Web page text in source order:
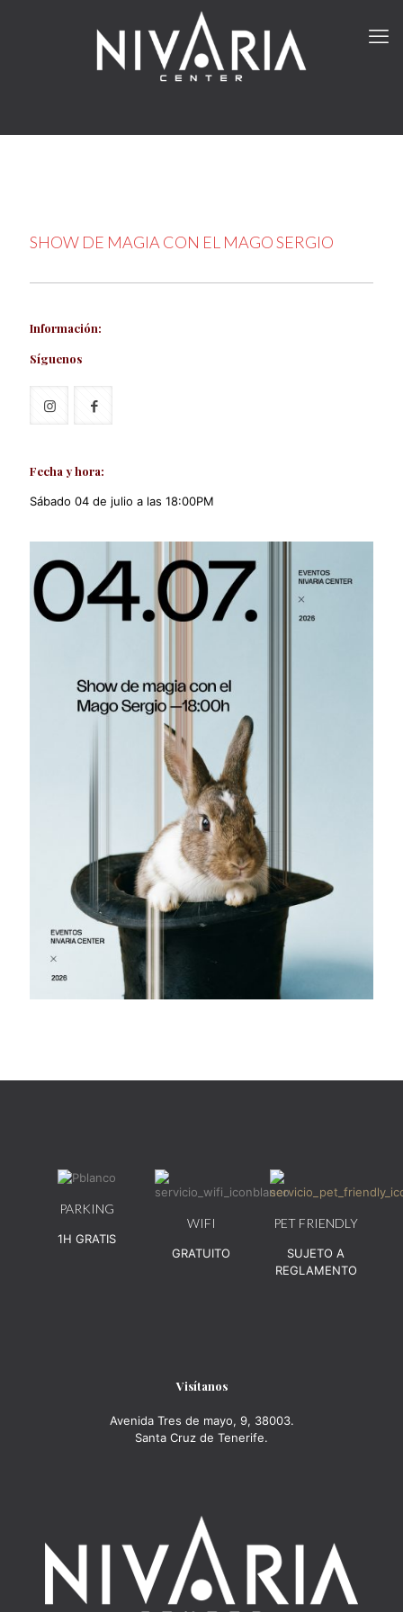
SHOW DE MAGIA CON EL MAGO SERGIO
Información:
Síguenos
Fecha y hora:
Sábado 04 de julio a las 18:00PM
PARKING
1H GRATIS
WIFI
GRATUITO
PET FRIENDLY
SUJETO A
REGLAMENTO
Visítanos
Avenida Tres de mayo, 9, 38003.
Santa Cruz de Tenerife.